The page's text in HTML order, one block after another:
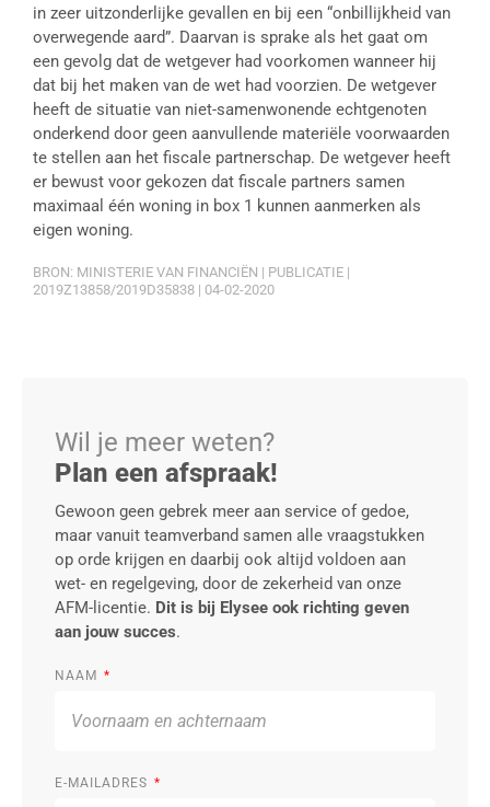
in zeer uitzonderlijke gevallen en bij een “onbillijkheid van
overwegende aard”. Daarvan is sprake als het gaat om
een gevolg dat de wetgever had voorkomen wanneer hij
dat bij het maken van de wet had voorzien. De wetgever
heeft de situatie van niet-samenwonende echtgenoten
onderkend door geen aanvullende materiële voorwaarden
te stellen aan het fiscale partnerschap. De wetgever heeft
er bewust voor gekozen dat fiscale partners samen
maximaal één woning in box 1 kunnen aanmerken als
eigen woning.
BRON: MINISTERIE VAN FINANCIËN | PUBLICATIE |
2019Z13858/2019D35838 | 04-02-2020
Wil je meer weten?
Plan een afspraak!
Gewoon geen gebrek meer aan service of gedoe,
maar vanuit teamverband samen alle vraagstukken
op orde krijgen en daarbij ook altijd voldoen aan
wet- en regelgeving, door de zekerheid van onze
AFM-licentie. Dit is bij Elysee ook richting geven
aan jouw succes.
NAAM
E-MAILADRES